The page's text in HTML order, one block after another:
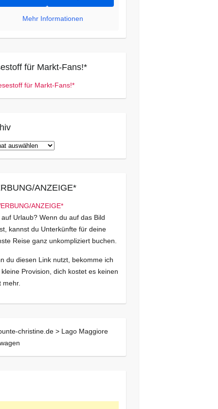
Mehr Informationen
für Markt-Fans!*
ANZEIGE*
auf Urlaub? Wenn du auf das Bild
kannst du Unterkünfte für deine
Reise ganz unkompliziert buchen.
du diesen Link nutzt, bekomme ich
Provision, dich kostet es keinen
mehr.
christine.de > Lago Maggiore